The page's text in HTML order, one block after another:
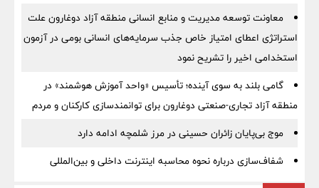
معاونت توسعه مدیریت و منابع انسانی منطقه آزاد دوغارون علت
استراتژی اعطای امتیاز خاص جذب سرمایه‌های انسانی بومی در آزمون
استخدامی اخیر را تشریح نمود
گامی بلند به سوی آینده؛ تأسیس «واحد آموزش هوشمند» در
منطقه آزاد تجاری-صنعتی دوغارون برای توانمندسازی کارکنان و مردم
موج بی‌پایان زائران حسینی در مرز شلمچه ادامه دارد
شفاف‌سازی درباره نحوه محاسبه اینترنت داخلی و بین‌المللی